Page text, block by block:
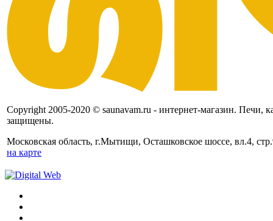
Copyright 2005-2020 © saunavam.ru - интернет-магазин.
защищены.
Московская область, г.Мытищи, Осташковское шоссе, вл.4,
на карте